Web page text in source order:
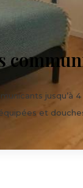
jusqu’à
et